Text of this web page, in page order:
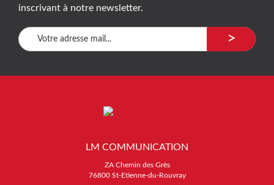
inscrivant à notre newsletter.
>
LM COMMUNICATION
ZA Chemin des Grès
76800 St-Etienne-du-Rouvray